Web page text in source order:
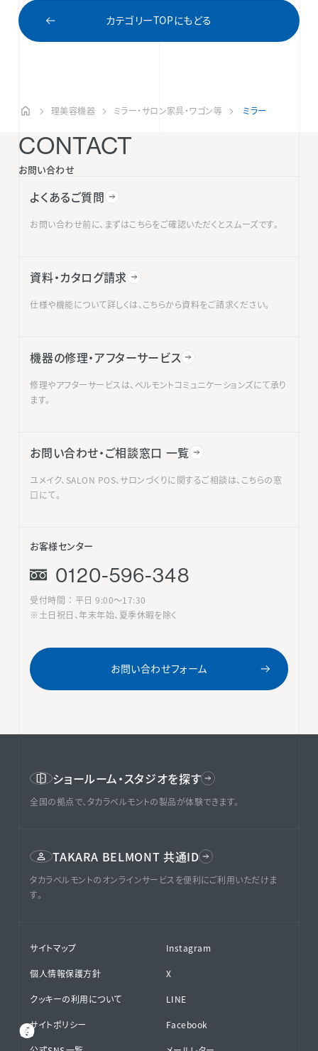
カテゴリーTOPにもどる
理美容機器 ミラー・サロン家具・ワゴン等 ミラー
CONTACT
お問い合わせ
よくあるご質問
お問い合わせ前に、まずはこちらをご確認いただくとスムーズです。
資料・カタログ請求
仕様や機能について詳しくは、こちらから資料をご請求ください。
機器の修理・アフターサービス
修理やアフターサービスは、ベルモントコミュニケーションズにて承り
ます。
お問い合わせ・ご相談窓口 一覧
ユメイク、SALON POS、サロンづくりに関するご相談は、こちらの窓
口にて。
お客様センター
0120-596-348
受付時間 ： 平日 9:00〜17:30
※土日祝日、年末年始、夏季休暇を除く
お問い合わせフォーム
ショールーム・スタジオを探す
全国の拠点で、タカラベルモントの製品が体験できます。
TAKARA BELMONT 共通ID
タカラベルモントのオンラインサービスを便利にご利用いただけま
す。
サイトマップ
個人情報保護方針
クッキーの利用について
サイトポリシー
Instagram
X
LINE
Facebook